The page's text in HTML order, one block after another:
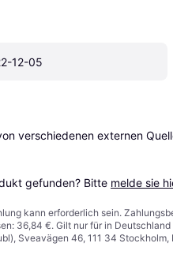
12-05
verschiedenen externen
gefunden? Bitte melde sie
kann erforderlich sein.
36,84 €. Gilt nur für in
Sveavägen 46, 111 34